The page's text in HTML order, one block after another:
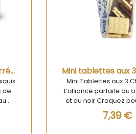
–
lait
mini
une
les
Aperçu
Ballotin Noël 18
L’élégance
Offrez-vous une
chocolatée unique
Noël 18 Chocolats
12,51 €